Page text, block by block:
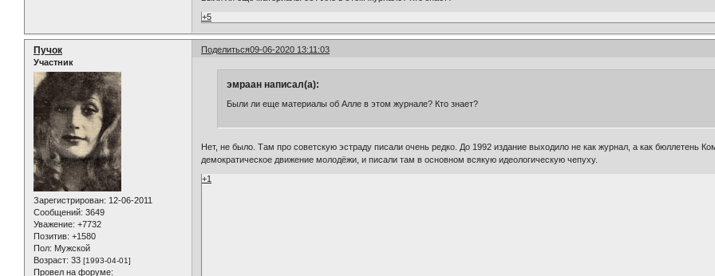
+5
Поделиться09-06-2020 13:11:03
Пучок
Участник
Зарегистрирован: 12-06-2011
Сообщений: 3649
Уважение: +7732
Позитив: +1580
Пол: Мужской
Возраст: 33 [1993-04-01]
Провел на форуме:
эмраан написал(а):
Были ли еще материалы об Алле в этом журнале? Кто знает?
Нет, не было. Там про советскую эстраду писали очень редко. До 1992 издание выходило не как журнал, а как бюллетень
демократическое движение молодёжи, и писали там в основном всякую идеологическую чепуху.
+1